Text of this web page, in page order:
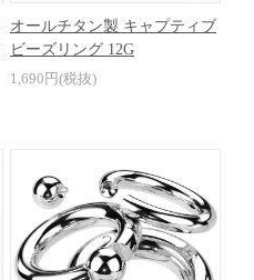
オールチタン製 キャプティブ
ビーズリング 12G
1,690円(税抜)